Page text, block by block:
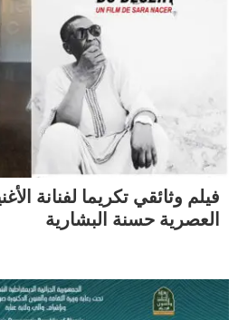
فيلم وثائقي تكريما لفنانة
العصرية حسنة البشارية